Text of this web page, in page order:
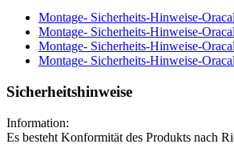
Montage- Sicherheits-Hinweise-
Montage- Sicherheits-Hinweise-
Montage- Sicherheits-Hinweise-
Montage- Sicherheits-Hinweise-
Sicherheitshinweise
Information:
Es besteht Konformität des Produkts nach